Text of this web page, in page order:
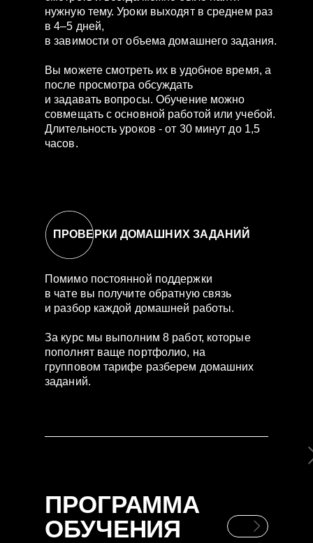
нужную тему. Уроки выходят в среднем раз
в 4–5 дней,
в завимости от объема домашнего задания.
Вы можете смотреть их в удобное время, а
после просмотра обсуждать
и задавать вопросы. Обучение можно
совмещать с основной работой или учебой.
Длительность уроков - от 30 минут до 1,5
часов.
Помимо постоянной поддержки
в чате вы получите обратную связь
и разбор каждой домашней работы.
За курс мы выполним 8 работ, которые
пополнят ваще портфолио, на
групповом тарифе разберем домашних
заданий.
ПРОВЕРКИ ДОМАШНИХ ЗАДАНИЙ
ПРОГРАММА
ОБУЧЕНИЯ